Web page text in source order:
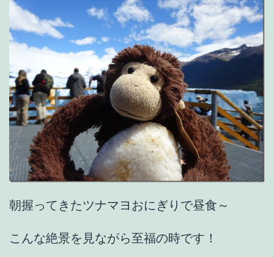
朝握ってきたツナマヨおにぎりで昼食～
こんな絶景を見ながら至福の時です！